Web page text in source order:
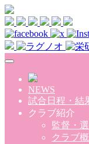
Skip to main content
NEWS
試合日程・結
クラブ紹介
監督・
クラブ